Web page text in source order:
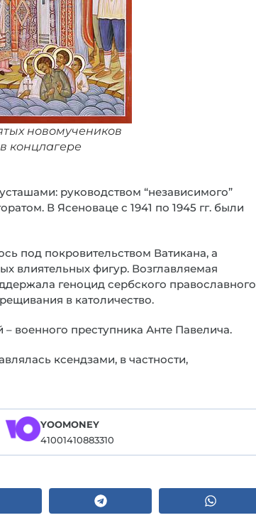
новомучеников
концлагере
руководством “независимого”
В Ясеноваце с 1941 по 1945 гг. были
под покровительством Ватикана, а
влиятельных фигур. Возглавляемая
геноцид сербского православного
в католичество.
– военного преступника Анте Павелича.
ксендзами, в частности,
YOOMONEY
41001410883310